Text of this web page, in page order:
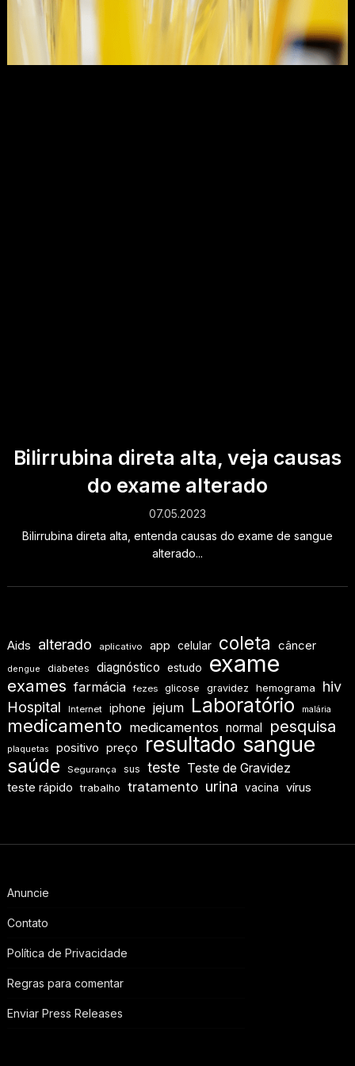
Bilirrubina direta alta, veja causas
do exame alterado
07.05.2023
Bilirrubina direta alta, entenda causas do exame de sangue
alterado...
Aids alterado aplicativo app celular coleta câncer
dengue diabetes diagnóstico estudo exame
exames farmácia fezes glicose gravidez hemograma
hiv
Hospital
Internet iphone jejum Laboratório malária
medicamento medicamentos normal pesquisa
plaquetas positivo preço resultado sangue
saúde Segurança sus teste Teste de Gravidez
teste rápido trabalho tratamento urina vacina vírus
Anuncie
Contato
Política de Privacidade
Regras para comentar
Enviar Press Releases